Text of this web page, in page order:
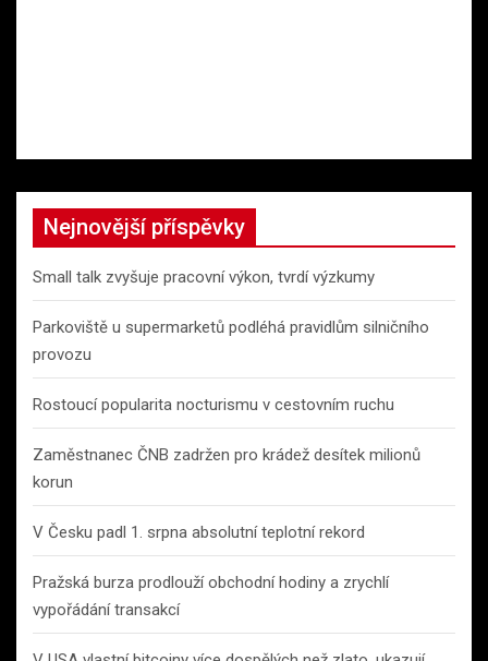
Nejnovější příspěvky
Small talk zvyšuje pracovní výkon, tvrdí výzkumy
Parkoviště u supermarketů podléhá pravidlům silničního
provozu
Rostoucí popularita nocturismu v cestovním ruchu
Zaměstnanec ČNB zadržen pro krádež desítek milionů
korun
V Česku padl 1. srpna absolutní teplotní rekord
Pražská burza prodlouží obchodní hodiny a zrychlí
vypořádání transakcí